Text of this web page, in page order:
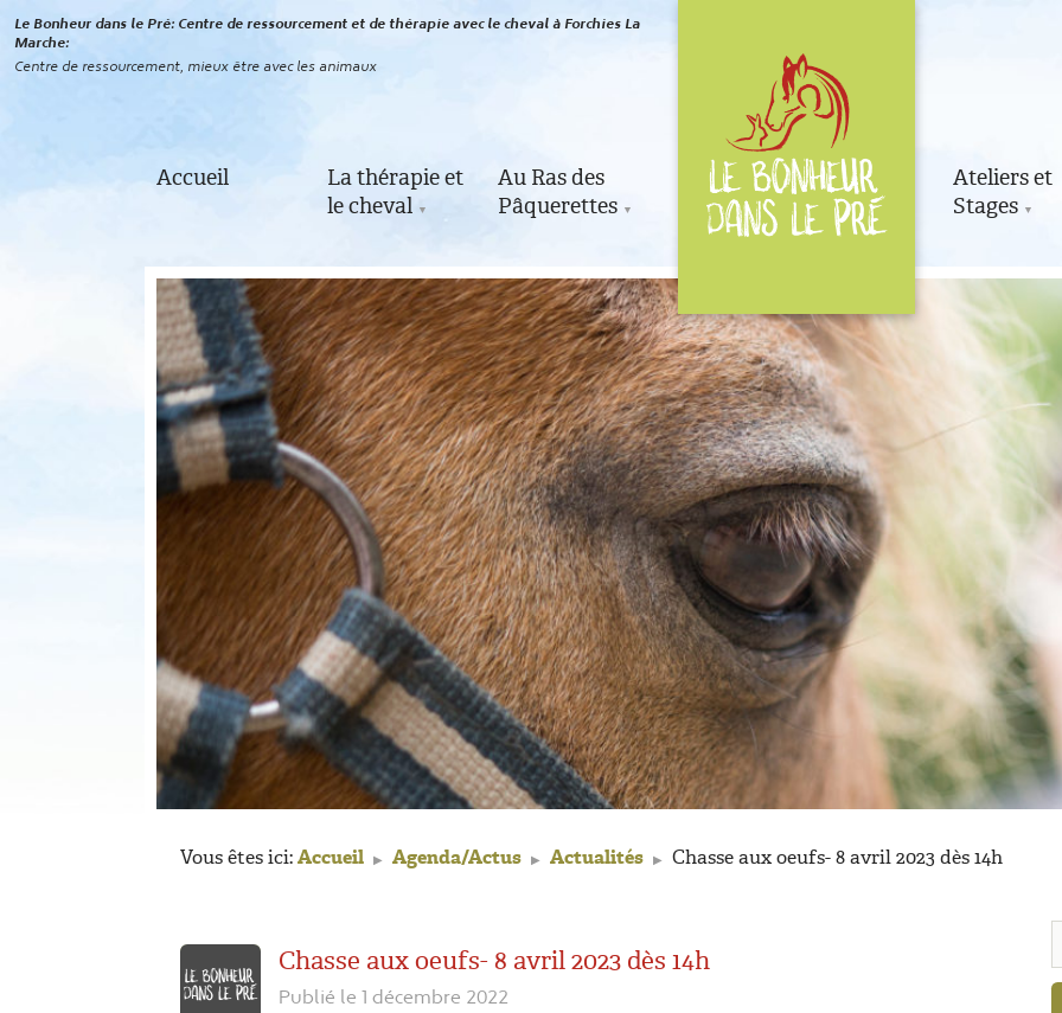
Le Bonheur dans le Pré: Centre de ressourcement et de thérapie avec le cheval à Forchies La
Marche
Centre de ressourcement, mieux être avec les animaux
Accueil
La thérapie et
le cheval
Au Ras des
Pâquerettes
Ateliers et
Stages
Vous êtes ici:Accueil ▶ Agenda/Actus ▶ Actualités ▶ Chasse aux oeufs- 8 avril 2023 dès 14h
Chasse aux oeufs- 8 avril 2023 dès 14h
Publié le 1 décembre 2022